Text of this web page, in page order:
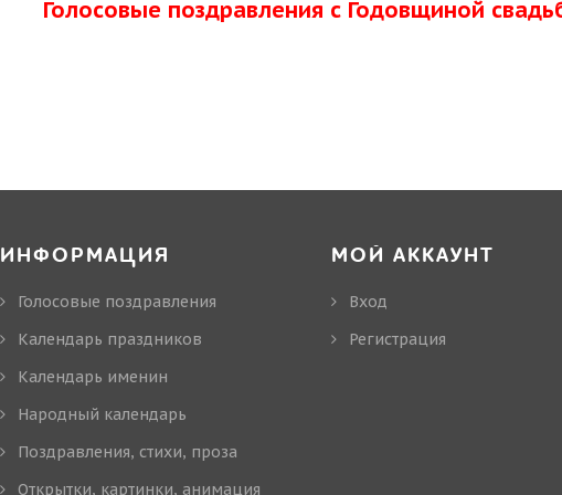
Голосовые поздравления с Годовщиной
ИНФОРМАЦИЯ
Голосовые поздравления
Календарь праздников
Календарь именин
Народный календарь
Поздравления, стихи, проза
Открытки, картинки, анимация
МОЙ АККАУНТ
Вход
Регистрация